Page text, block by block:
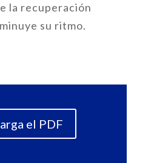
la recuperación
su ritmo.
el PDF